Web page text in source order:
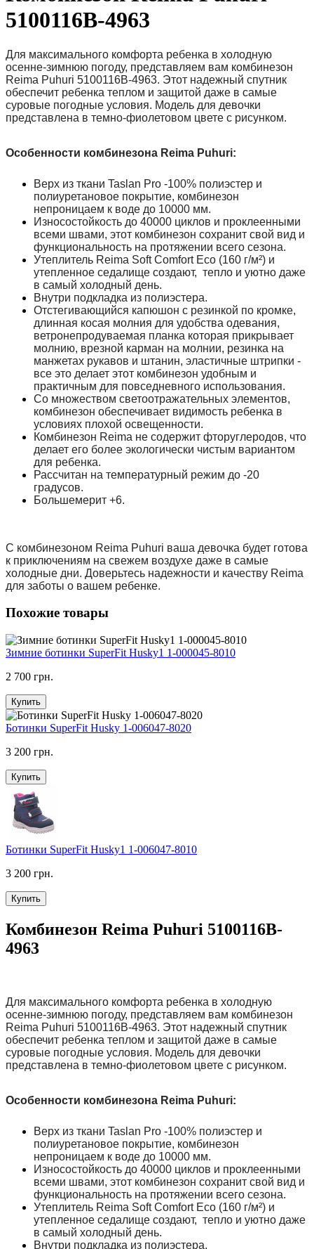
5100116B-4963
Для максимального комфорта ребенка в холодную
осенне-зимнюю погоду, представляем вам комбинезон
Reima Puhuri 5100116B-4963. Этот надежный спутник
обеспечит ребенка теплом и защитой даже в самые
суровые погодные условия. Модель для девочки
представлена в темно-фиолетовом цвете с рисунком.
Особенности комбинезона Reima Puhuri:
Верх из ткани Taslan Pro -100% полиэстер и
полиуретановое покрытие, комбинезон
непроницаем к воде до 10000 мм.
Износостойкость до 40000 циклов и проклеенными
всеми швами, этот комбинезон сохранит свой вид и
функциональность на протяжении всего сезона.
Утеплитель Reima Soft Comfort Eco (160 г/м²) и
утепленное седалище создают, тепло и уютно даже
в самый холодный день.
Внутри подкладка из полиэстера.
Отстегивающийся капюшон с резинкой по кромке,
длинная косая молния для удобства одевания,
ветронепродуваемая планка которая прикрывает
молнию, врезной карман на молнии, резинка на
манжетах рукавов и штанин, эластичные штрипки -
все это делает этот комбинезон удобным и
практичным для повседневного использования.
Со множеством светоотражательных элементов,
комбинезон обеспечивает видимость ребенка в
условиях плохой освещенности.
Комбинезон Reima не содержит фторуглеродов, что
делает его более экологически чистым вариантом
для ребенка.
Рассчитан на температурный режим до -20
градусов.
Большемерит +6.
С комбинезоном Reima Puhuri ваша девочка будет готова
к приключениям на свежем воздухе даже в самые
холодные дни. Доверьтесь надежности и качеству Reima
для заботы о вашем ребенке.
Похожие товары
Зимние ботинки SuperFit Husky1 1-000045-8010
2 700 грн.
Купить
Ботинки SuperFit Husky 1-006047-8020
3 200 грн.
Купить
Ботинки SuperFit Husky1 1-006047-8010
3 200 грн.
Купить
Комбинезон Reima Puhuri 5100116B-
4963
Для максимального комфорта ребенка в холодную
осенне-зимнюю погоду, представляем вам комбинезон
Reima Puhuri 5100116B-4963. Этот надежный спутник
обеспечит ребенка теплом и защитой даже в самые
суровые погодные условия. Модель для девочки
представлена в темно-фиолетовом цвете с рисунком.
Особенности комбинезона Reima Puhuri:
Верх из ткани Taslan Pro -100% полиэстер и
полиуретановое покрытие, комбинезон
непроницаем к воде до 10000 мм.
Износостойкость до 40000 циклов и проклеенными
всеми швами, этот комбинезон сохранит свой вид и
функциональность на протяжении всего сезона.
Утеплитель Reima Soft Comfort Eco (160 г/м²) и
утепленное седалище создают, тепло и уютно даже
в самый холодный день.
Внутри подкладка из полиэстера.